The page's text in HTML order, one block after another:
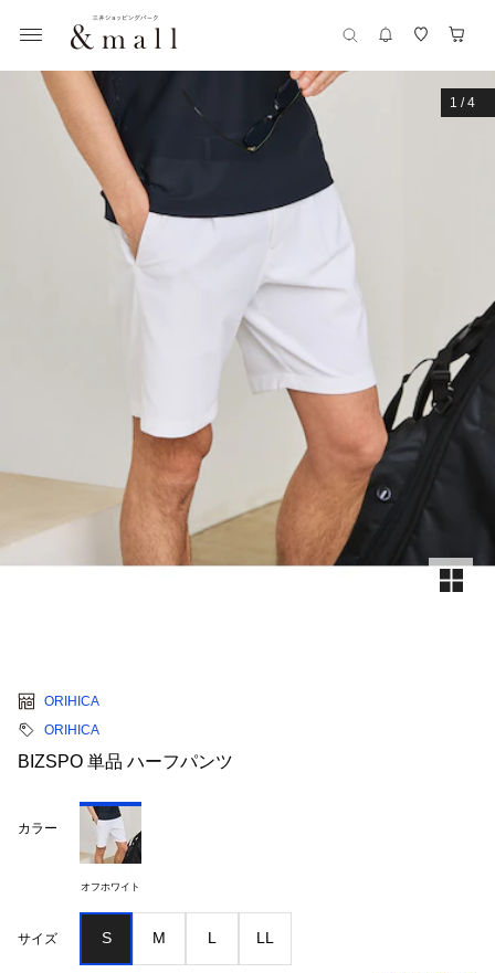
1 /4
ORIHICA
ORIHICA
BIZSPO 単品 ハーフパンツ
カラー
オフホワイト
サイズ S M L LL